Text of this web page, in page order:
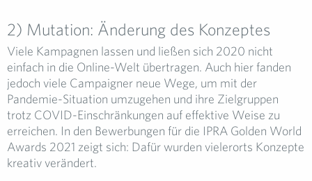
2) Mutation: Änderung des Konzeptes
Viele Kampagnen lassen und ließen sich 2020 nicht
einfach in die Online-Welt übertragen. Auch hier fanden
jedoch viele Campaigner neue Wege, um mit der
Pandemie-Situation umzugehen und ihre Zielgruppen
trotz COVID-Einschränkungen auf effektive Weise zu
erreichen. In den Bewerbungen für die IPRA Golden World
Awards 2021 zeigt sich: Dafür wurden vielerorts Konzepte
kreativ verändert.